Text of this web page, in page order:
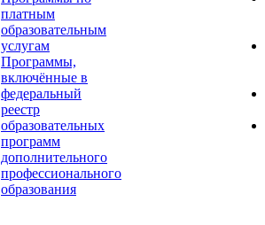
платным
образовательным
услугам
Программы,
включённые в
федеральный
реестр
образовательных
программ
дополнительного
профессионального
образования